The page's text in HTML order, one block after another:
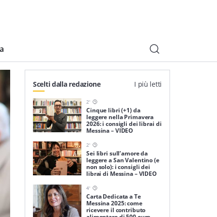
Scelti dalla redazione I più letti
2'
Cinque libri (+1) da
leggere nella Primavera
2026: i consigli dei librai di
Messina – VIDEO
2'
Sei libri sull’amore da
leggere a San Valentino (e
non solo): i consigli dei
librai di Messina – VIDEO
4'
Carta Dedicata a Te
Messina 2025: come
ricevere il contributo